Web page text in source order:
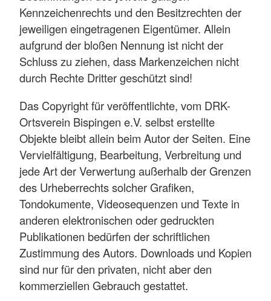
Kennzeichenrechts und den Besitzrechten der
jeweiligen eingetragenen Eigentümer. Allein
aufgrund der bloßen Nennung ist nicht der
Schluss zu ziehen, dass Markenzeichen nicht
durch Rechte Dritter geschützt sind!
Das Copyright für veröffentlichte, vom DRK-
Ortsverein Bispingen e.V. selbst erstellte
Objekte bleibt allein beim Autor der Seiten. Eine
Vervielfältigung, Bearbeitung, Verbreitung und
jede Art der Verwertung außerhalb der Grenzen
des Urheberrechts solcher Grafiken,
Tondokumente, Videosequenzen und Texte in
anderen elektronischen oder gedruckten
Publikationen bedürfen der schriftlichen
Zustimmung des Autors. Downloads und Kopien
sind nur für den privaten, nicht aber den
kommerziellen Gebrauch gestattet.